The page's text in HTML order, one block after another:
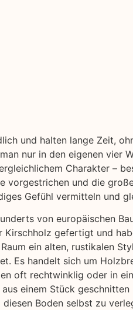
und halten lange Zeit,
nur in den eigenen vier
Charakter –
vorgestrichen und die
Gefühl vermitteln und
von europäischen
Kirschholz gefertigt und
ein alten, rustikalen
Es handelt sich um
oft rechtwinklig oder in
einem Stück
Boden selbst zu